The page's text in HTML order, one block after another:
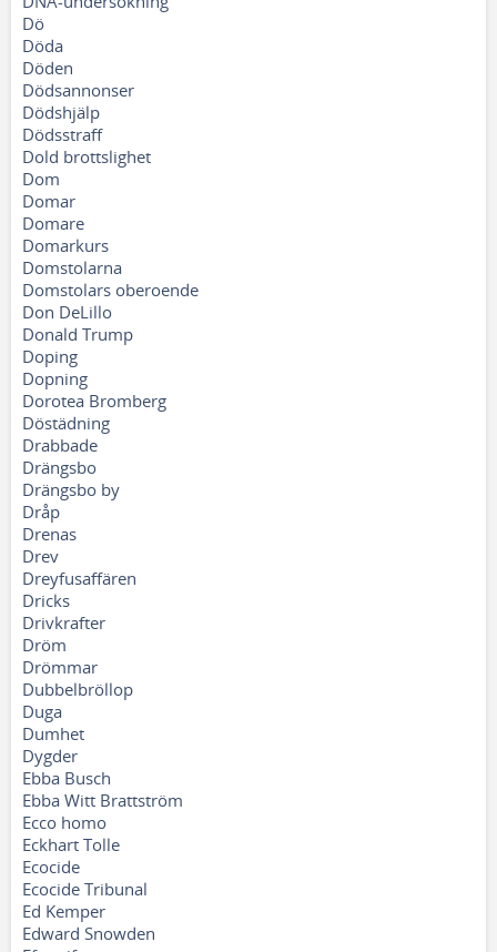
Dö
Döda
Döden
Dödsannonser
Dödshjälp
Dödsstraff
Dold brottslighet
Dom
Domar
Domare
Domarkurs
Domstolarna
Domstolars oberoende
Don DeLillo
Donald Trump
Doping
Dopning
Dorotea Bromberg
Döstädning
Drabbade
Drängsbo
Drängsbo by
Dråp
Drenas
Drev
Dreyfusaffären
Dricks
Drivkrafter
Dröm
Drömmar
Dubbelbröllop
Duga
Dumhet
Dygder
Ebba Busch
Ebba Witt Brattström
Ecco homo
Eckhart Tolle
Ecocide
Ecocide Tribunal
Ed Kemper
Edward Snowden